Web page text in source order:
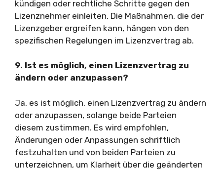
kündigen oder rechtliche Schritte gegen den
Lizenznehmer einleiten. Die Maßnahmen, die der
Lizenzgeber ergreifen kann, hängen von den
spezifischen Regelungen im Lizenzvertrag ab.
9. Ist es möglich, einen Lizenzvertrag zu
ändern oder anzupassen?
Ja, es ist möglich, einen Lizenzvertrag zu ändern
oder anzupassen, solange beide Parteien
diesem zustimmen. Es wird empfohlen,
Änderungen oder Anpassungen schriftlich
festzuhalten und von beiden Parteien zu
unterzeichnen, um Klarheit über die geänderten